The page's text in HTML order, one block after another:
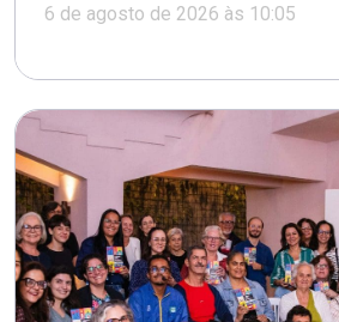
6 de agosto de 2026 às 10:05